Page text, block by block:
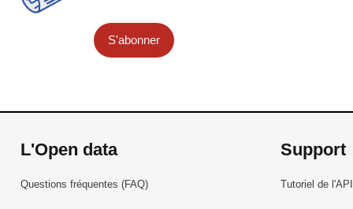
S'abonner
L'Open data
Questions fréquentes (FAQ)
Support
Tutoriel de l'API